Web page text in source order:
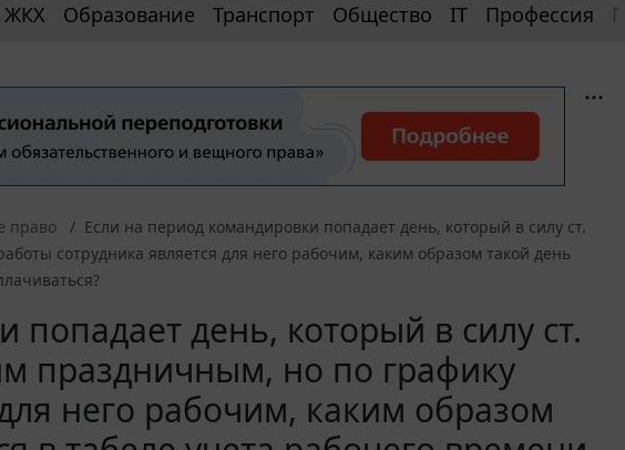
ЖКХ Образование Транспорт Общество IT Профессия
право
Если на период командировки попадает день, который в силу ст.
сотрудника является для него рабочим, каким образом такой день
день, который в силу ст.
праздничным, но по графику
него рабочим, каким образом